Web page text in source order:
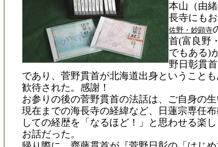
本山（由
長寺にも
佐野・妙顕寺
首(富良野
でもある)
野日彰貫
であり、菅野貫首が北海道出身ということ
歓待された。感謝！
お参りの後の菅野貫首の法話は、ご自身の
現在までの海長寺の経緯など、日蓮宗専任
しての経歴を「なるほど！」と思わせる楽
お話だった。